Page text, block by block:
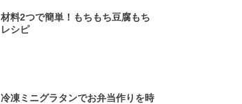
材料2つで簡単！もちもち豆腐もち
レシピ
冷凍ミニグラタンでお弁当作りを時